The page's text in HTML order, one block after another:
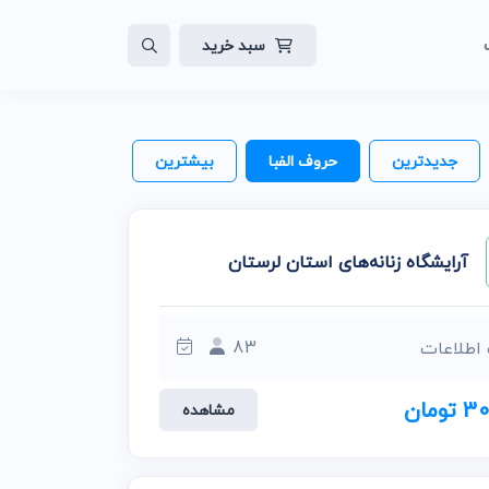
سبد خرید
جدیدترین حروف الفبا بیشترین
آرایشگاه زنانه‌های استان لرستان
اطلاعات 83
مشاهده